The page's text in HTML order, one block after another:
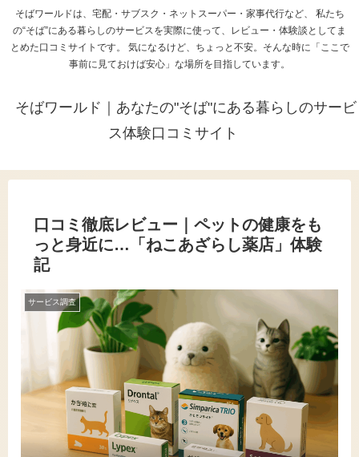
そばワールドは、宅配・サブスク・ネットスーパー・家事代行など、 私たち
の“そば”にある暮らしのサービスを実際に使って、レビュー・体験談としてま
とめた口コミサイトです。 気になるけど、ちょっと不安。そんな時に「ここで
事前に見ておけば安心」な場所を目指しています。
そばワールド｜あなたの"そば"にある暮らしのサービ
ス体験口コミサイト
口コミ徹底レビュー｜ペットの健康をも
っと身近に…「ねこあざらし薬店」体験
記
サービス調査